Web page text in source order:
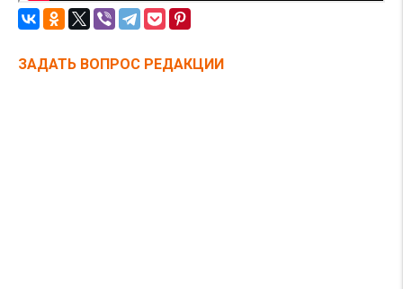
ЗАДАТЬ ВОПРОС РЕДАКЦИИ